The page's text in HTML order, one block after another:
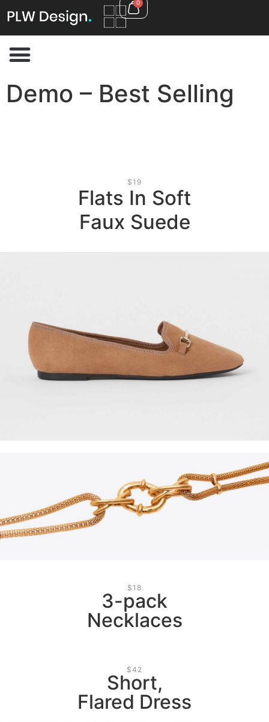
0
Demo – Best Selling
$19
Flats In Soft
Faux Suede
$18
3-pack
Necklaces
$42
Short,
Flared Dress